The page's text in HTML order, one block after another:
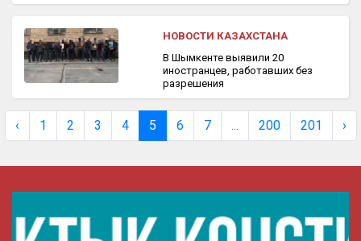
НОВОСТИ КАЗАХСТАНА
В Шымкенте выявили 20
иностранцев, работавших без
разрешения
‹ 1 2 3 4 5 6 7 200 201 ›